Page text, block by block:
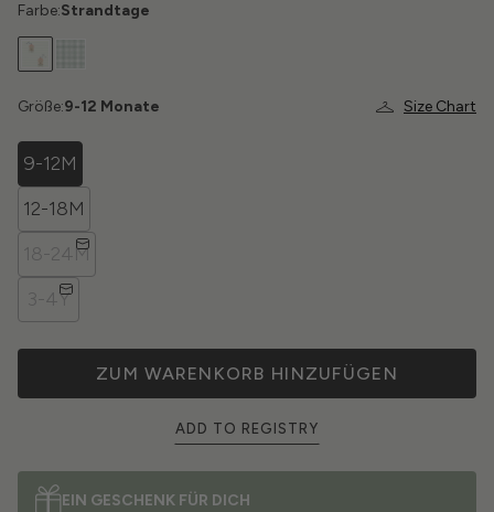
Farbe:Strandtage
Size Chart
Größe:9-12 Monate
9-12M
12-18M
18-24M
3-4Y
ZUM WARENKORB HINZUFÜGEN
ADD TO REGISTRY
EIN GESCHENK FÜR DICH